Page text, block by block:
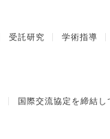
受託研究 学術指導
国際交流協定を締結し